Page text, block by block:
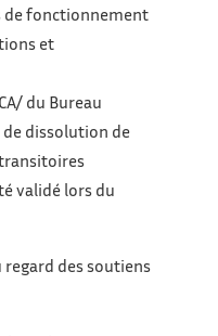
de fonctionnement
et
du Bureau
de dissolution de
validé lors du
des soutiens